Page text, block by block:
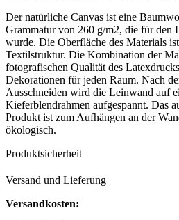
Der natürliche Canvas ist eine
Grammatur von 260 g/m2, die für den
wurde. Die Oberfläche des Materials
Textilstruktur. Die Kombination der
fotografischen Qualität des
Dekorationen für jeden Raum. Nach
Ausschneiden wird die Leinwand auf
Kieferblendrahmen aufgespannt. Das
Produkt ist zum Aufhängen an der
ökologisch.
Produktsicherheit
Versand und Lieferung
Versandkosten: